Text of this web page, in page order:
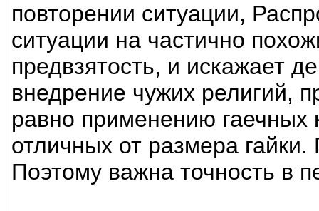
повторении ситуации,
ситуации на частично
предвзятость, и искажает
внедрение чужих религий,
равно применению гаечных
отличных от размера
Поэтому важна точность в